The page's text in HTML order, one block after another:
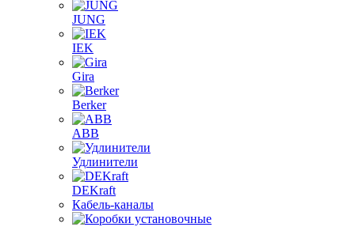
JUNG
IEK
Gira
Berker
ABB
Удлинители
DEKraft
Кабель-каналы